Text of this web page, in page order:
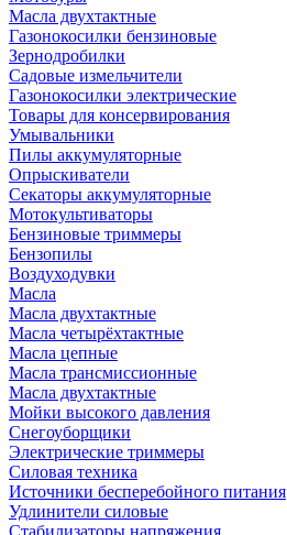
Масла двухтактные
Газонокосилки бензиновые
Зернодробилки
Садовые измельчители
Газонокосилки электрические
Товары для консервирования
Умывальники
Пилы аккумуляторные
Опрыскиватели
Секаторы аккумуляторные
Мотокультиваторы
Бензиновые триммеры
Бензопилы
Воздуходувки
Масла
Масла двухтактные
Масла четырёхтактные
Масла цепные
Масла трансмиссионные
Масла двухтактные
Мойки высокого давления
Снегоуборщики
Электрические триммеры
Силовая техника
Источники бесперебойного питания
Удлинители силовые
Стабилизаторы напряжения